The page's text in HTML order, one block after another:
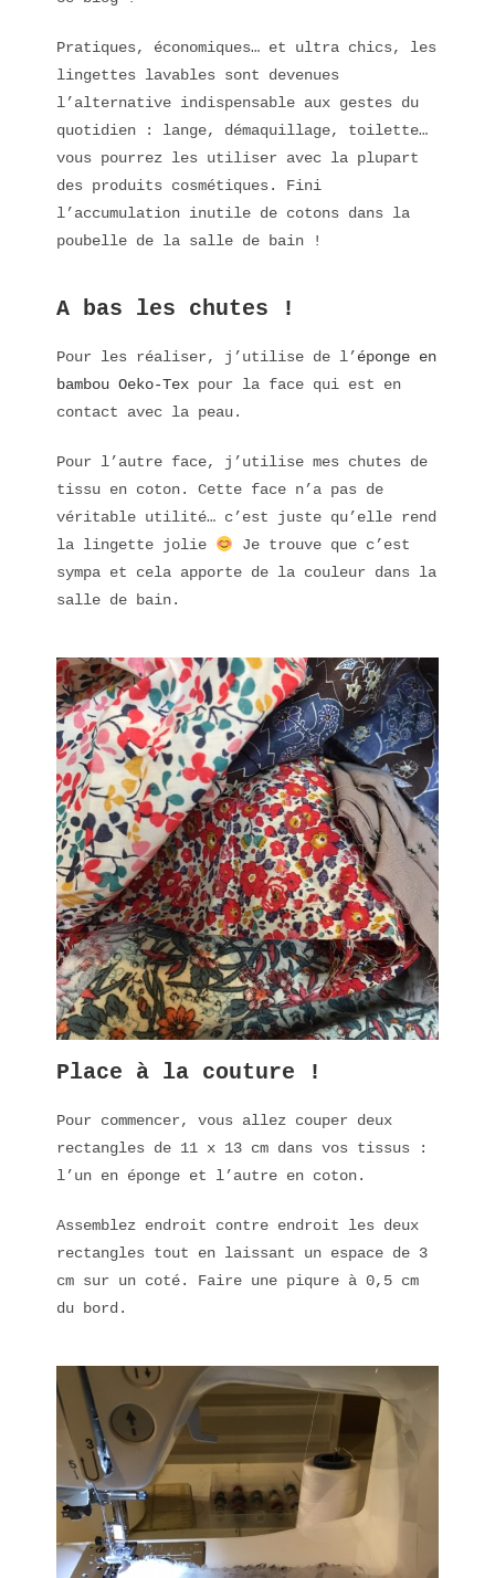
Pratiques, économiques… et ultra chics, les
lingettes lavables sont devenues
l’alternative indispensable aux gestes du
quotidien : lange, démaquillage, toilette…
vous pourrez les utiliser avec la plupart
des produits cosmétiques. Fini
l’accumulation inutile de cotons dans la
poubelle de la salle de bain !
A bas les chutes !
Pour les réaliser, j’utilise de l’éponge en
bambou Oeko-Tex pour la face qui est en
contact avec la peau.
Pour l’autre face, j’utilise mes chutes de
tissu en coton. Cette face n’a pas de
véritable utilité… c’est juste qu’elle rend
la lingette jolie
Je trouve que c’est
sympa et cela apporte de la couleur dans la
salle de bain.
Place à la couture !
Pour commencer, vous allez couper deux
rectangles de 11 x 13 cm dans vos tissus :
l’un en éponge et l’autre en coton.
Assemblez endroit contre endroit les deux
rectangles tout en laissant un espace de 3
cm sur un coté. Faire une piqure à 0,5 cm
du bord.